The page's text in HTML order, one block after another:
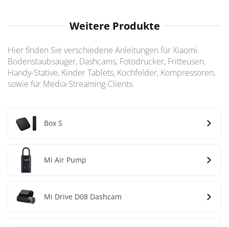
Weitere Produkte
Hier finden Sie verschiedene Anleitungen für Xiaomi
Bodenstaubsauger, Dashcams, Fotodrucker, Fritteusen,
Handy-Stative, Kinder Tablets, Kochfelder, Kompressoren,
sowie für Media-Streaming-Clients.
Box S
Mi Air Pump
Mi Drive D08 Dashcam